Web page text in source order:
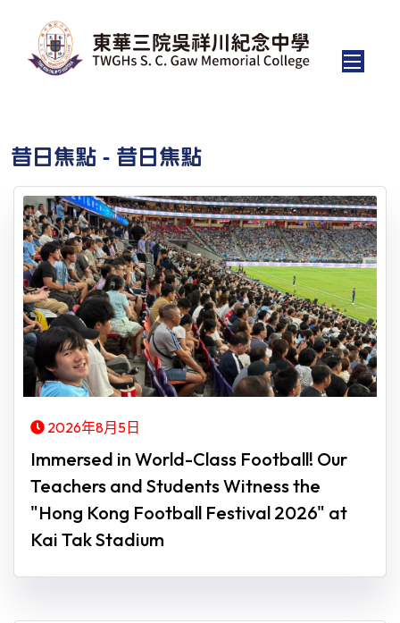
昔日焦點 - 昔日焦點
2026年8月5日
Immersed in World-Class Football! Our
Teachers and Students Witness the
"Hong Kong Football Festival 2026" at
Kai Tak Stadium